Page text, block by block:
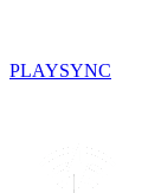
PLAYSYNC